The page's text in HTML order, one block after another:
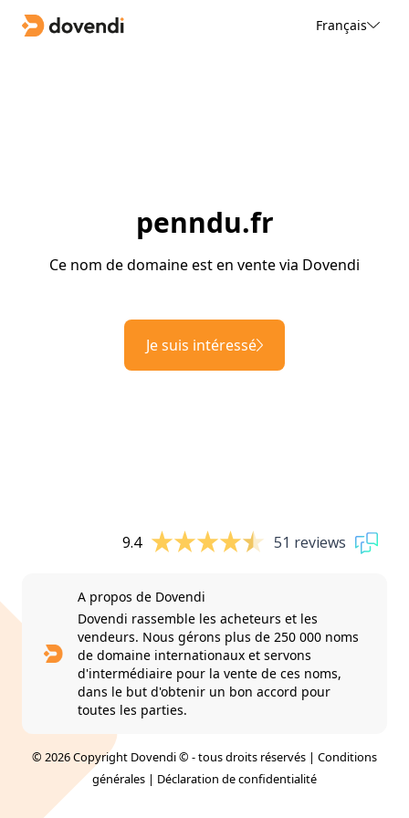
Français
penndu.fr
Ce nom de domaine est en vente via Dovendi
Je suis intéressé
9.4 51 reviews
A propos de Dovendi
Dovendi rassemble les acheteurs et les
vendeurs. Nous gérons plus de 250 000 noms
de domaine internationaux et servons
d'intermédiaire pour la vente de ces noms,
dans le but d'obtenir un bon accord pour
toutes les parties.
© 2026 Copyright Dovendi © - tous droits réservés | Conditions
générales | Déclaration de confidentialité